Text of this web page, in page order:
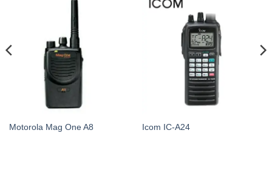
Motorola Mag One A8 Icom IC-A24